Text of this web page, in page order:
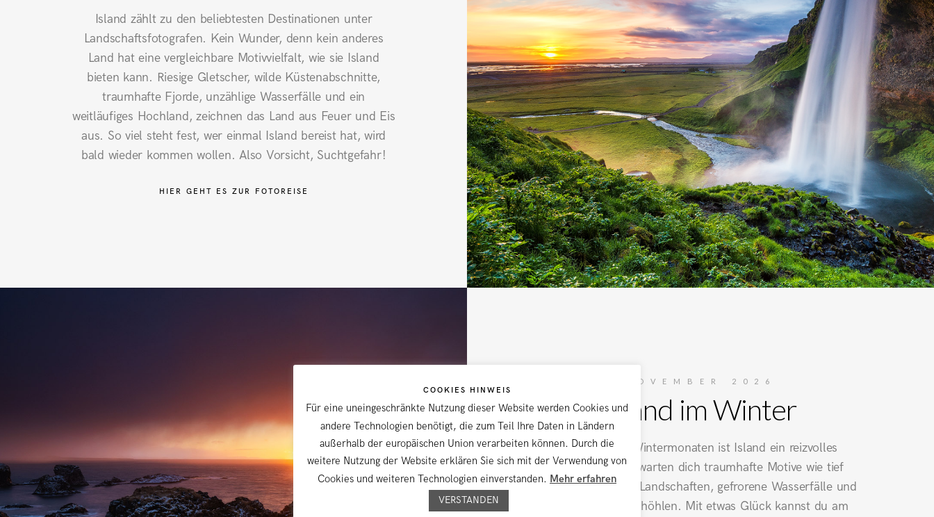
Island zählt zu den beliebtesten Destinationen unter
Landschaftsfotografen. Kein Wunder, denn kein anderes
Land hat eine vergleichbare Motivvielfalt, wie sie Island
bieten kann. Riesige Gletscher, wilde Küstenabschnitte,
traumhafte Fjorde, unzählige Wasserfälle und ein
weitläufiges Hochland, zeichnen das Land aus Feuer und Eis
aus. So viel steht fest, wer einmal Island bereist hat, wird
bald wieder kommen wollen. Also Vorsicht, Suchtgefahr!
HIER GEHT ES ZUR FOTOREISE
NOVEMBER 2026
Island im Winter
Auch in den Wintermonaten ist Island ein reizvolles
Reiseziel. Es erwarten dich traumhafte Motive wie tief
verschneite weite Landschaften, gefrorene Wasserfälle und
faszinierende Eishöhlen. Mit etwas Glück kannst du am
COOKIES HINWEIS
Für eine uneingeschränkte Nutzung dieser Website werden Cookies und
andere Technologien benötigt, die zum Teil Ihre Daten in Ländern
außerhalb der europäischen Union verarbeiten können. Durch die
weitere Nutzung der Website erklären Sie sich mit der Verwendung von
Cookies und weiteren Technologien einverstanden. Mehr erfahren
VERSTANDEN